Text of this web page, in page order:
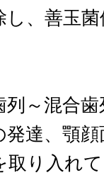
、善玉
～混合
達、顎
取り入れ